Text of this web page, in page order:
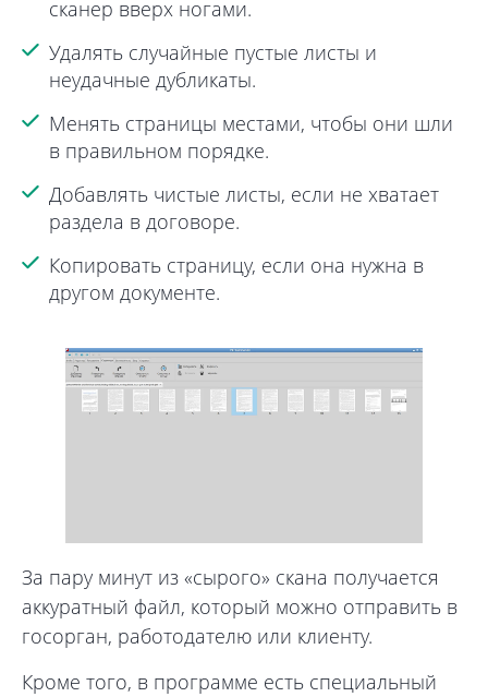
сканер вверх ногами.
Удалять случайные пустые листы и
неудачные дубликаты.
Менять страницы местами, чтобы они шли
в правильном порядке.
Добавлять чистые листы, если не хватает
раздела в договоре.
Копировать страницу, если она нужна в
другом документе.
За пару минут из «сырого» скана получается
аккуратный файл, который можно отправить в
госорган, работодателю или клиенту.
Кроме того, в программе есть специальный